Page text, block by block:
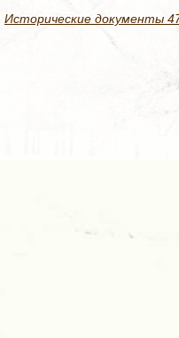
Исторические документы